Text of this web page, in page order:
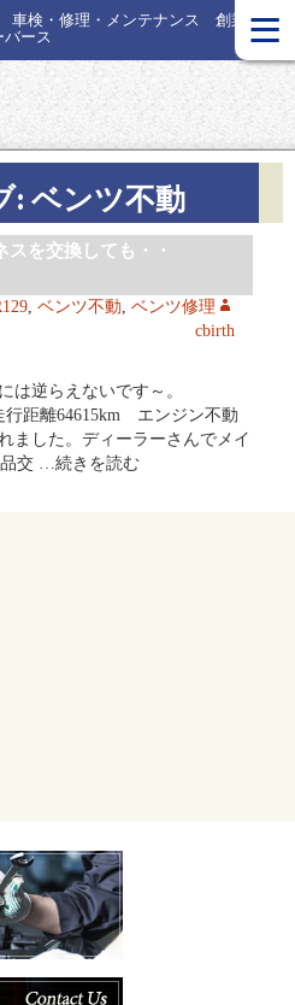
車検・修理・メンテナンス 創業30年
ース
≡
: ベンツ不動
スを交換しても・・
, ベンツ不動, ベンツ修理
cbirth
は逆らえないです～。
距離64615km エンジン不動
ました。ディーラーさんでメイ
交 …続きを読む